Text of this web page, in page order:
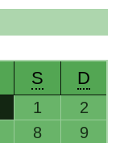
S D
1
2
8
9